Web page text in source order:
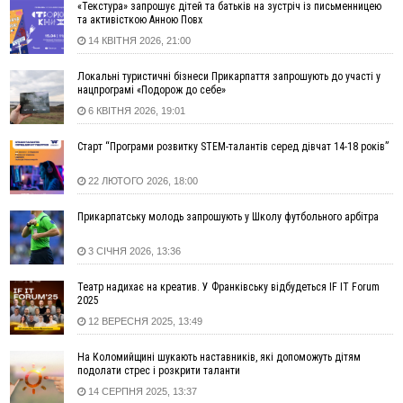
далеко за межами Коломиї
16:42
Поблизу Франківська п'яний на Chevrolet втікав від поліції
16:27
На Прикарпатті триває декларування вогнепальної зброї:
уже зареєстровано 282 одиниці
15:58
Понад 9 тис. прикарпатських вступників отримали
рекомендації до зарахування на бакалаврат у ВНЗ
15:28
Кілька вулиць у Долині тимчасово залишаться без газу
15:02
14:35
Не знає англійську на достатньому рівні. Франківець Лев
кримінального суду
14:14
У Ворохті проведуть Кубок ФЛСУ зі стрибків на лижах,
пам'яті оборонця Богдана Бухонка
13:30
ФОТО На Калущині розшукали чоловіка, який три дні
блукав у лісі
13:14
Боднар розповів про реакцію влади Польщі на атаки на
12:31
ВІДЕО "Едельвейси" щемливо привітали рідну Коломию з
Днем міста
«Текстура» запрошує дітей та батьків на зустріч із письменницею
та активісткою Анною Повх
14 КВІТНЯ 2026, 21:00
Локальні туристичні бізнеси Прикарпаття запрошують до участі у
нацпрограмі «Подорож до себе»
6 КВІТНЯ 2026, 19:01
Старт “Програми розвитку STEM-талантів серед дівчат 14-18 років”
22 ЛЮТОГО 2026, 18:00
Прикарпатську молодь запрошують у Школу футбольного арбітра
3 СІЧНЯ 2026, 13:36
Театр надихає на креатив. У Франківську відбудеться IF IT Forum
2025
12 ВЕРЕСНЯ 2025, 13:49
На Коломийщині шукають наставників, які допоможуть дітям
подолати стрес і розкрити таланти
14 СЕРПНЯ 2025, 13:37